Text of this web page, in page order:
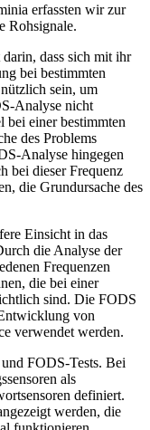
erfassten wir zur
Rohsignale.
dass sich mit ihr
bei bestimmten
sein, um
Analyse nicht
einer bestimmten
des Problems
Analyse hingegen
bei dieser Frequenz
die Grundursache des
Einsicht in das
die Analyse der
Frequenzen
die bei einer
sind. Die FODS
von
verwendet werden.
FODS-Tests. Bei
als
definiert.
werden, die